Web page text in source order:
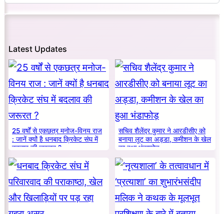
Latest Updates
25 वर्षों से एकछत्र मनोज-विनय राज
: जानें क्यों है धनबाद क्रिकेट संघ में
बदलाव की जरूरत ?
सचिव शैलेंद्र कुमार ने आरडीसीए को
बनाया लूट का अड्डा, कमीशन के खेल
का हुआ भंडाफोड़